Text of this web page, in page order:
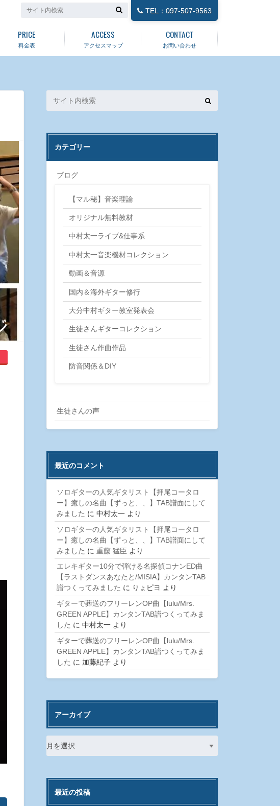
TEL：097-507-9563
料金表
PRICE
アクセスマップ
ACCESS
お問い合わせ
CONTACT
カテゴリー
ブログ
【マル秘】音楽理論
オリジナル無料教材
中村太一ライブ&仕事系
中村太一音楽機材コレクション
動画＆音源
国内＆海外ギター修行
大分中村ギター教室発表会
生徒さんギターコレクション
生徒さん作曲作品
防音関係＆DIY
生徒さんの声
最近のコメント
ソロギターの人気ギタリスト【押尾コータロ
ー】癒しの名曲【ずっと、、】TAB譜面にして
みました に中村太一 より
ソロギターの人気ギタリスト【押尾コータロ
ー】癒しの名曲【ずっと、、】TAB譜面にして
みました に重藤 猛臣 より
エレキギター10分で弾ける名探偵コナンED曲
【ラストダンスあなたと/MISIA】カンタンTAB
譜つくってみました に りょピヨ より
ギターで葬送のフリーレンOP曲【lulu/Mrs.
GREEN APPLE】カンタンTAB譜つくってみま
した に中村太一 より
ギターで葬送のフリーレンOP曲【lulu/Mrs.
GREEN APPLE】カンタンTAB譜つくってみま
した に 加藤紀子 より
アーカイブ
最近の投稿